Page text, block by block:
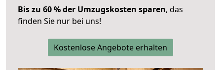
Bis zu 60 % der Umzugskosten sparen, das
finden Sie nur bei uns!
Kostenlose Angebote erhalten